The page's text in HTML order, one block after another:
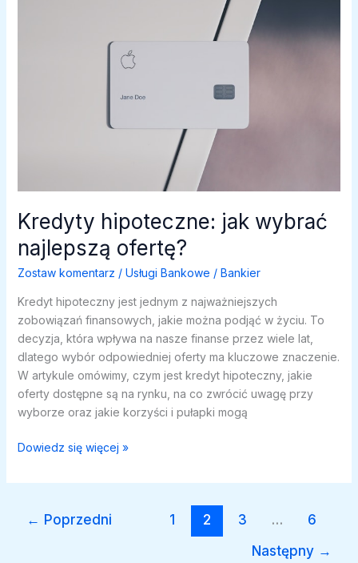
Kredyty hipoteczne: jak wybrać
najlepszą ofertę?
Zostaw komentarz / Usługi Bankowe / Bankier
Kredyt hipoteczny jest jednym z najważniejszych
zobowiązań finansowych, jakie można podjąć w życiu. To
decyzja, która wpływa na nasze finanse przez wiele lat,
dlatego wybór odpowiedniej oferty ma kluczowe znaczenie.
W artykule omówimy, czym jest kredyt hipoteczny, jakie
oferty dostępne są na rynku, na co zwrócić uwagę przy
wyborze oraz jakie korzyści i pułapki mogą
Kredyty
jak
najlepszą
Dowiedz się więcej »
← Poprzedni 1 2 3 …
6
Następny →